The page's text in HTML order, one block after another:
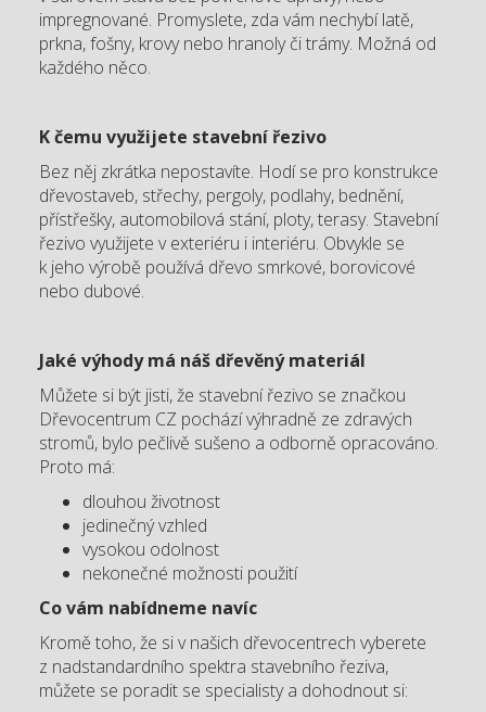
impregnované. Promyslete, zda vám nechybí latě,
prkna, fošny, krovy nebo hranoly či trámy. Možná od
každého něco.
K čemu využijete stavební řezivo
Bez něj zkrátka nepostavíte. Hodí se pro konstrukce
dřevostaveb, střechy, pergoly, podlahy, bednění,
přístřešky, automobilová stání, ploty, terasy. Stavební
řezivo využijete v exteriéru i interiéru. Obvykle se
k jeho výrobě používá dřevo smrkové, borovicové
nebo dubové.
Jaké výhody má náš dřevěný materiál
Můžete si být jisti, že stavební řezivo se značkou
Dřevocentrum CZ pochází výhradně ze zdravých
stromů, bylo pečlivě sušeno a odborně opracováno.
Proto má:
dlouhou životnost
jedinečný vzhled
vysokou odolnost
nekonečné možnosti použití
Co vám nabídneme navíc
Kromě toho, že si v našich dřevocentrech vyberete
z nadstandardního spektra stavebního řeziva,
můžete se poradit se specialisty a dohodnout si: